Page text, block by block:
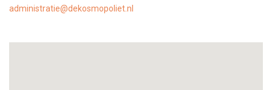
administratie@dekosmopoliet.nl